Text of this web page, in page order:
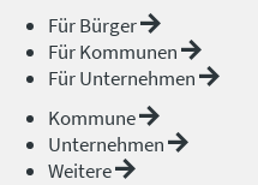
Für Bürger
Für Kommunen
Für Unternehmen
Kommune
Unternehmen
Weitere